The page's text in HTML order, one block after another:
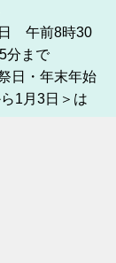
午前8時30
分まで
日・年末年始
1月3日＞は